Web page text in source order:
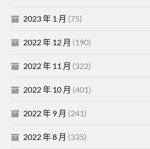
2023 年 1 月 (75)
2022 年 12 月 (190)
2022 年 11 月 (322)
2022 年 10 月 (401)
2022 年 9 月 (241)
2022 年 8 月 (335)